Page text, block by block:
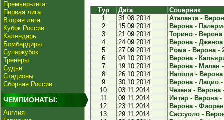
Премьер-лига
Первая лига
Вторая лига
Кубок России
Календарь
Бомбардиры
Суперкубок
Тренеры
Судьи
Стадионы
Сборная России
ЧЕМПИОНАТЫ:
Англия
Тур Дата
Соперник
1
31.08.2014
Аталанта -
2
15.09.2014
Верона -
3
21.09.2014
Торино - Верона
4
24.09.2014
Верона - Дженоа
5
27.09.2014
Рома - Верона -
6
04.10.2014
Верона -
7
19.10.2014
Верона - Милан
8
26.10.2014
Наполи - Верона
9
30.10.2014
Верона - Лацио -
10
03.11.2014
Чезена - Верона
11
09.11.2014
Интер - Верона -
12
23.11.2014
Верона -
13
29.11.2014
Сассуоло -